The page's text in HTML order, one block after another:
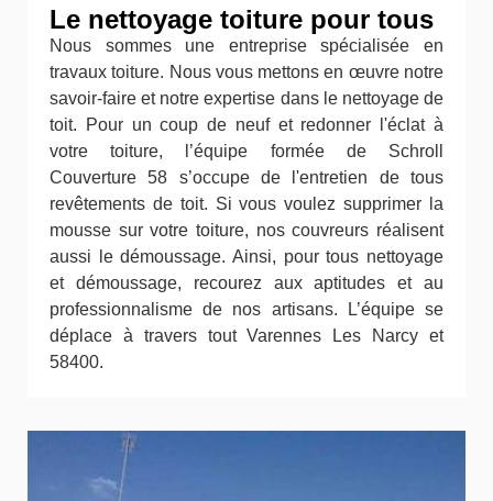
Le nettoyage toiture pour tous
Nous sommes une entreprise spécialisée en
travaux toiture. Nous vous mettons en œuvre notre
savoir-faire et notre expertise dans le nettoyage de
toit. Pour un coup de neuf et redonner l'éclat à
votre toiture, l’équipe formée de Schroll
Couverture 58 s’occupe de l'entretien de tous
revêtements de toit. Si vous voulez supprimer la
mousse sur votre toiture, nos couvreurs réalisent
aussi le démoussage. Ainsi, pour tous nettoyage
et démoussage, recourez aux aptitudes et au
professionnalisme de nos artisans. L’équipe se
déplace à travers tout Varennes Les Narcy et
58400.